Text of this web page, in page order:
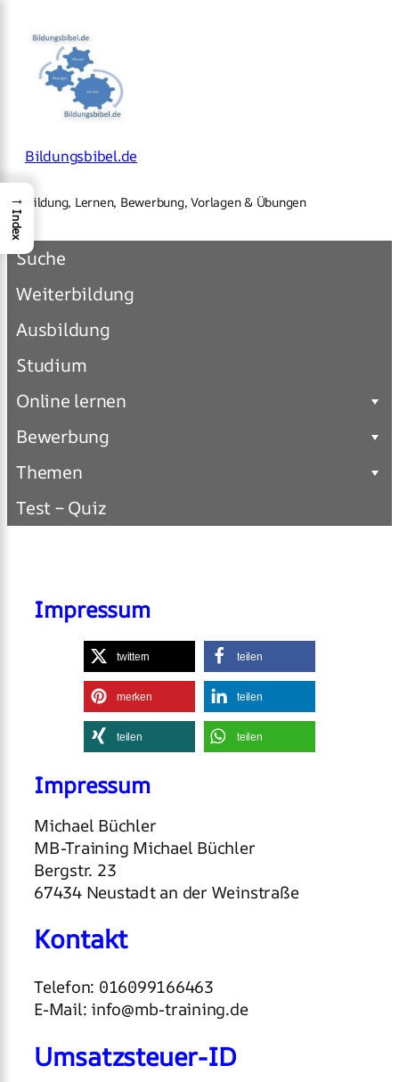
Inhalt
springen
Bildungsbibel.de
Bildung, Lernen, Bewerbung, Vorlagen & Übungen
Suche
Weiterbildung
Ausbildung
Studium
Online lernen
Bewerbung
Themen
Test – Quiz
Impressum
twittern teilen
merken teilen
teilen teilen
Impressum
Michael Büchler
MB-Training Michael Büchler
Bergstr. 23
67434 Neustadt an der Weinstraße
Kontakt
Telefon: 016099166463
E-Mail: info@mb-training.de
Umsatzsteuer-ID
→
Index